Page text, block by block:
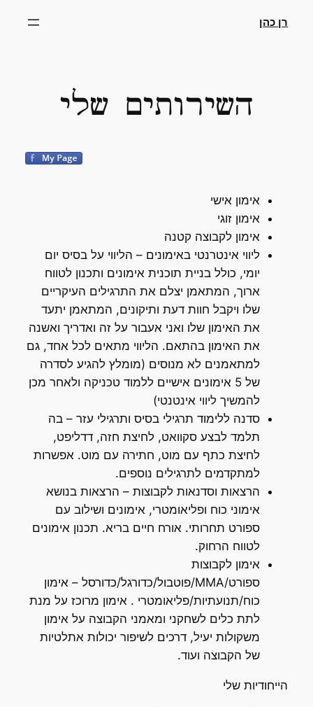
לתוכןרן כהן
השירותים שלי
אימון אישי
אימון זוגי
אימון לקבוצה קטנה
ליווי אינטרנטי באימונים – הליווי על בסיס יום
יומי, כולל בניית תוכנית אימונים ותכנון לטווח
ארוך, המתאמן יצלם את התרגילים העיקריים
שלו ויקבל חוות דעת ותיקונים, המתאמן יתעד
את האימון שלו ואני אעבור על זה ואדריך ואשנה
את האימון בהתאם. הליווי מתאים לכל אחד, גם
למתאמנים לא מנוסים (מומלץ להגיע לסדרה
של 5 אימונים אישיים ללמוד טכניקה ולאחר מכן
להמשיך ליווי אינטנטי)
סדנה ללימוד תרגילי בסיס ותרגילי עזר – בה
תלמד לבצע סקוואט, לחיצת חזה, דדליפט,
לחיצת כתף עם מוט, חתירה עם מוט. אפשרות
למתקדמים לתרגילים נוספים.
הרצאות וסדנאות לקבוצות – הרצאות בנושא
אימוני כוח ופליאומטרי, אימונים ושילוב עם
ספורט תחרותי. אורח חיים בריא. תכנון אימונים
לטווח הרחוק.
אימון לקבוצות
ספורט/MMA/פוטבול/כדורגל/כדורסל – אימון
כוח/תנועתיות/פליאומטרי . אימון מרוכז על מנת
לתת כלים לשחקני ומאמני הקבוצה על אימון
משקולות יעיל, דרכים לשיפור יכולות אתלטיות
של הקבוצה ועוד.
הייחודיות שלי